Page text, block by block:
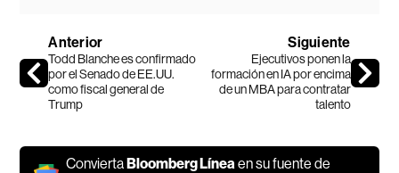
Anterior
Todd Blanche es confirmado
por el Senado de EE.UU.
como fiscal general de
Trump
Siguiente
Ejecutivos ponen la
formación en IA por encima
de un MBA para contratar
talento
ConviertaBloomberg Línea en su fuente de